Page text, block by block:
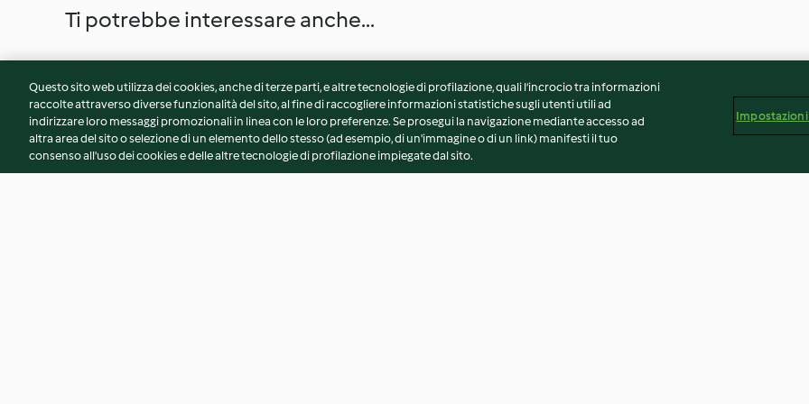
Ti potrebbe interessare anche...
Questo sito web utilizza dei cookies, anche di terze parti, e altre tecnologie di profilazione, quali l’incrocio tra informazioni
raccolte attraverso diverse funzionalità del sito, al fine di raccogliere informazioni statistiche sugli utenti utili ad
indirizzare loro messaggi promozionali in linea con le loro preferenze. Se prosegui la navigazione mediante accesso ad
altra area del sito o selezione di un elemento dello stesso (ad esempio, di un'immagine o di un link) manifesti il tuo
consenso all'uso dei cookies e delle altre tecnologie di profilazione impiegate dal sito.